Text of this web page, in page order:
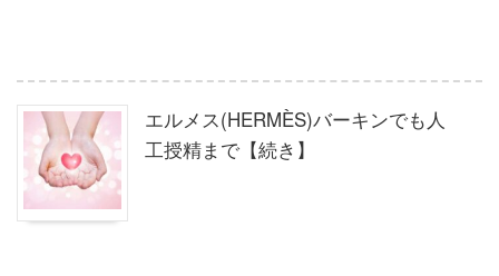
エルメス(HERMÈS)バーキンでも人
工授精まで【続き】